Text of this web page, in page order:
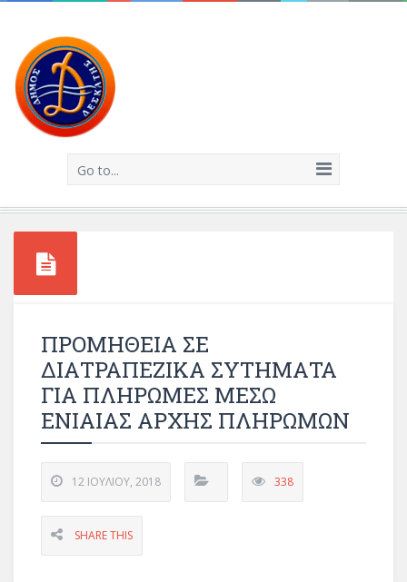
Go to...
ΠΡΟΜΗΘΕΙΑ ΣΕ
ΔΙΑΤΡΑΠΕΖΙΚΑ ΣΥΤΗΜΑΤΑ
ΓΙΑ ΠΛΗΡΩΜΕΣ ΜΕΣΩ
ΕΝΙΑΙΑΣ ΑΡΧΗΣ ΠΛΗΡΩΜΩΝ
12 ΙΟΥΛΊΟΥ, 2018 338
SHARE THIS